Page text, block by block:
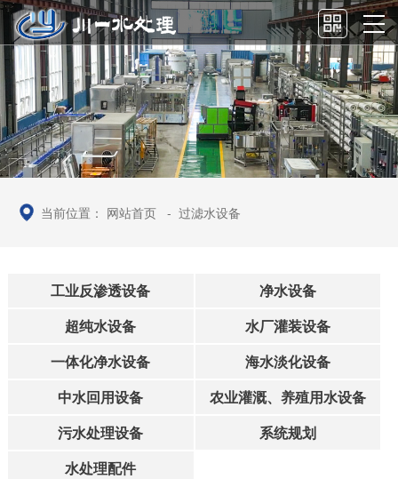
当前位置： 网站首页 -过滤水设备
工业反渗透设备
净水设备
超纯水设备
水厂灌装设备
一体化净水设备
海水淡化设备
中水回用设备
农业灌溉、养殖用水设备
污水处理设备
系统规划
水处理配件